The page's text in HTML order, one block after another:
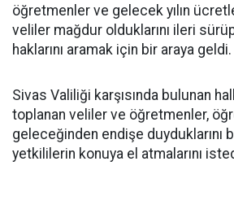
öğretmenler ve gelecek yılın
veliler mağdur olduklarını ileri
haklarını aramak için bir araya geldi.
Sivas Valiliği karşısında bulunan
toplanan veliler ve öğretmenler,
geleceğinden endişe duyduklarını
yetkililerin konuya el atmalarını